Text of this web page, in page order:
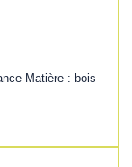
Matière : bois